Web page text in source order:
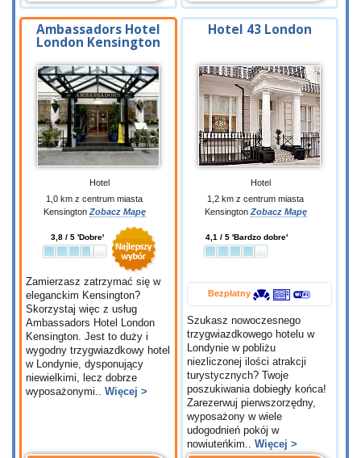
Ambassadors Hotel
London Kensington
Hotel
1,0 km z centrum miasta
Kensington Zobacz Mapę
3,8 / 5 'Dobre'
Zamierzasz zatrzymać się w
eleganckim Kensington?
Skorzystaj więc z usług
Ambassadors Hotel London
Kensington. Jest to duży i
wygodny trzygwiazdkowy hotel
w Londynie, dysponujący
niewielkimi, lecz dobrze
wyposażonymi.. Więcej >
Hotel 43 London
Hotel
1,2 km z centrum miasta
Kensington Zobacz Mapę
4,1 / 5 'Bardzo dobre'
Bezpłatny
Szukasz nowoczesnego
trzygwiazdkowego hotelu w
Londynie w pobliżu
niezliczonej ilości atrakcji
turystycznych? Twoje
poszukiwania dobiegły końca!
Zarezerwuj pierwszorzędny,
wyposażony w wiele
udogodnień pokój w
nowiuteńkim.. Więcej >